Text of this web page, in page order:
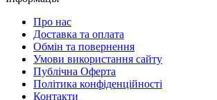
Про нас
Доставка та оплата
Обмін та повернення
Умови використання сайту
Публічна Оферта
Політика конфіденційності
Контакти